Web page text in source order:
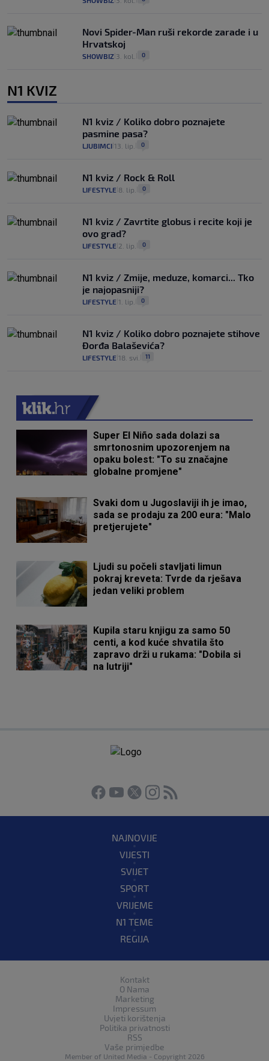
Novi Spider-Man ruši rekorde zarade i u
Hrvatskoj
SHOWBIZ 3. kol. 0
N1 KVIZ
N1 kviz / Koliko dobro poznajete
pasmine pasa?
LJUBIMCI 13. lip. 0
N1 kviz / Rock & Roll
LIFESTYLE 8. lip. 0
N1 kviz / Zavrtite globus i recite koji je
ovo grad?
LIFESTYLE 2. lip. 0
N1 kviz / Zmije, meduze, komarci... Tko
je najopasniji?
LIFESTYLE 1. lip. 0
N1 kviz / Koliko dobro poznajete stihove
Đorđa Balaševića?
LIFESTYLE 18. svi. 11
Super El Niño sada dolazi sa
smrtonosnim upozorenjem na
opaku bolest: "To su značajne
globalne promjene"
Svaki dom u Jugoslaviji ih je imao,
sada se prodaju za 200 eura: "Malo
pretjerujete"
Ljudi su počeli stavljati limun
pokraj kreveta: Tvrde da rješava
jedan veliki problem
Kupila staru knjigu za samo 50
centi, a kod kuće shvatila što
zapravo drži u rukama: "Dobila si
na lutriji"
NAJNOVIJE
VIJESTI
SVIJET
SPORT
VRIJEME
N1 TEME
REGIJA
Kontakt
O Nama
Marketing
Impressum
Uvjeti korištenja
Politika privatnosti
RSS
Vaše primjedbe
Member of United Media - Copyright 2026